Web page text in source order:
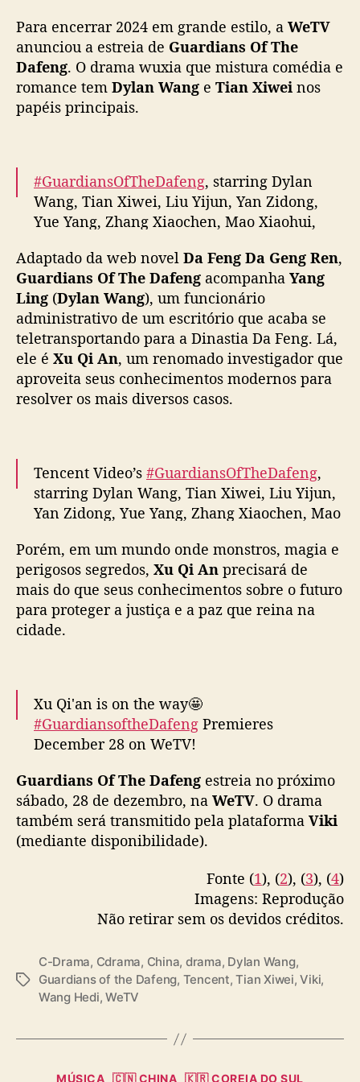
e
D
e
c
o
m
y
l
a
n
W
a
n
g
n
i
w
i
,
e
s
e
e
f
i
l
d
e
s
m
a
Para encerrar 2024 em grande estilo, a WeTV
anunciou a estreia de Guardians Of The
Dafeng. O drama wuxia que mistura comédia e
romance tem Dylan Wang e Tian Xiwei nos
papéis principais.
#GuardiansOfTheDafeng, starring Dylan
Wang, Tian Xiwei, Liu Yijun, Yan Zidong,
Yue Yang, Zhang Xiaochen, Mao Xiaohui,
more, releases MV by GAI ahead of Dec 28
premiere
Full –https://t.co/z6EM3kSNMo#大奉打更人
pic.twitter.com/EGxtAPp0yu
— cdrama tweets (@dramapotatoe)
December 24, 2024
Adaptado da web novel Da Feng Da Geng Ren,
Guardians Of The Dafeng acompanha Yang
Ling (Dylan Wang), um funcionário
administrativo de um escritório que acaba se
teletransportando para a Dinastia Da Feng. Lá,
ele é Xu Qi An, um renomado investigador que
aproveita seus conhecimentos modernos para
resolver os mais diversos casos.
Tencent Video’s #GuardiansOfTheDafeng,
starring Dylan Wang, Tian Xiwei, Liu Yijun,
Yan Zidong, Yue Yang, Zhang Xiaochen, Mao
Miaoyi & more, releases new posters as it
readies to announce premiere
More –https://t.co/aABO2Rkesj#大奉打更人
pic.twitter.com/fhKRIFa5h0
Porém, em um mundo onde monstros, magia e
perigosos segredos, Xu Qi An precisará de
mais do que seus conhecimentos sobre o futuro
para proteger a justiça e a paz que reina na
cidade.
Xu Qi'an is on the way🤩
#GuardiansoftheDafeng Premieres
December 28 on WeTV!
🔥Join#WeTV2024Carnivaland get your
lucky gift NOW👇
EN:https://t.co/BwbY6BopVC
PT:https://t.co/ixWeAhCyQs
https://t.co/UxAuOpwdfw
https://t.co/Jy9X2e8zjF…
pic.twitter.com/pX9o9l6hYR
— WeTV.Official (@WeTVOfficial)December
24, 2024
Guardians Of The Dafeng estreia no próximo
sábado, 28 de dezembro, na WeTV. O drama
também será transmitido pela plataforma Viki
(mediante disponibilidade).
Fonte (1), (2), (3), (4)
Imagens: Reprodução
Não retirar sem os devidos créditos.
T
C-Drama, Cdrama, China, drama, Dylan Wang,
Guardians of the Dafeng, Tencent,Tian Xiwei,Viki,
Wang Hedi,WeTV
C
MÚSICA 🇨🇳 CHINA 🇰🇷 COREIA DO SUL